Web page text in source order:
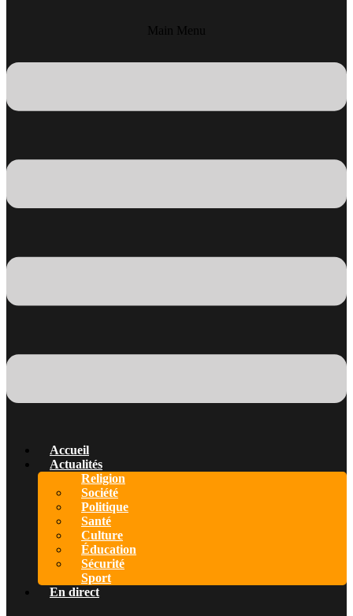
Main Menu
Accueil
Actualités
Religion
Société
Politique
Santé
Culture
Éducation
Sécurité
Sport
En direct